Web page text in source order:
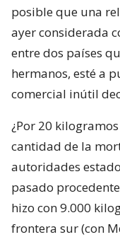
posible que una
ayer considerada
entre dos países
hermanos, esté a
comercial inútil
¿Por 20
cantidad de la
autoridades
pasado
hizo con 9.000
frontera sur (con